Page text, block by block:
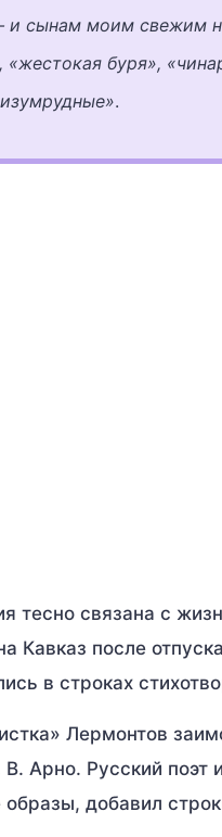
и сынам моим свежим
«жестокая буря»,
.
тесно связана с
Кавказ после
в строках
Лермонтов
Арно. Русский поэт
добавил